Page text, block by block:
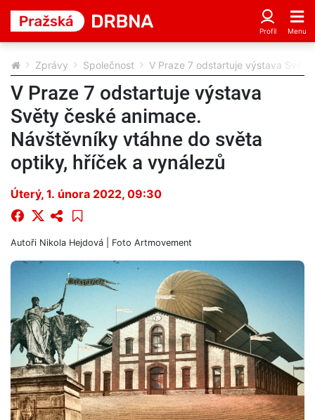
Zprávy Společnost V Praze 7 odstartuje výstava
V Praze 7 odstartuje výstava
Světy české animace.
Návštěvníky vtáhne do světa
optiky, hříček a vynálezů
Úterý, 1. února 2022, 09:30
Autoři Nikola Hejdová | Foto Artmovement